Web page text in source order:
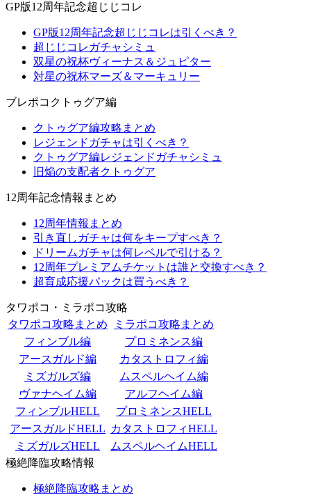
GP版12周年記念超じじコレ
GP版12周年記念超じじコレは引くべき？
超じじコレガチャシミュ
双星の祝杯ヴィーナス＆ジュピター
対星の祝杯マーズ＆マーキュリー
ブレポコクトゥグア編
クトゥグア編攻略まとめ
レジェンドガチャは引くべき？
クトゥグア編レジェンドガチャシミュ
旧焔の支配者クトゥグア
12周年記念情報まとめ
12周年情報まとめ
引き直しガチャは何をキープすべき？
ドリームガチャは何レベルで引ける？
12周年プレミアムチケットは誰と交換すべき？
超育成応援パックは買うべき？
タワポコ・ミラポコ攻略
タワポコ攻略まとめ
ミラポコ攻略まとめ
フィンブル編
プロミネンス編
アースガルド編
カタストロフィ編
ミズガルズ編
ムスペルヘイム編
ヴァナヘイム編
アルフヘイム編
フィンブルHELL
プロミネンスHELL
アースガルドHELL カタストロフィHELL
ミズガルズHELL
ムスペルヘイムHELL
極絶降臨攻略情報
極絶降臨攻略まとめ